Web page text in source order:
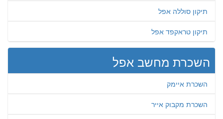
תיקון סוללה אפל
תיקון טראקפד אפל
השכרת מחשב אפל
השכרת איימק
השכרת מקבוק אייר